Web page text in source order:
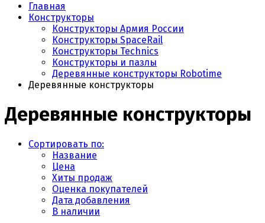
Главная
Конструкторы
Конструкторы Армия России
Конструкторы SpaceRail
Конструкторы Technics
Конструкторы и пазлы
Деревянные конструкторы Robotime
Деревянные конструкторы
Деревянные конструкторы
Сортировать по:
Название
Цена
Хиты продаж
Оценка покупателей
Дата добавления
В наличии